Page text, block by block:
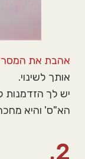
אהבת את
אותך לשינוי.
יש לך
הא"ס' והיא
2.